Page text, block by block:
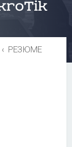
РЕЗЮМЕ